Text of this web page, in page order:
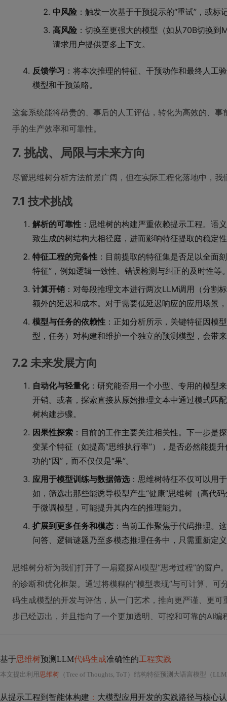
中风险 ：触发一次基于干预提示的“重试”，或标
高风险 ：切换至更强大的模型（如从70B切换
请求用户提供更多上下文。
反馈学习 ：将本次推理的特征、干预动作和最终人工
模型和干预策略。
这套系统能将昂贵的、事后的人工评估，转化为高效的、
手的生产效率和可靠性。
7. 挑战、局限与未来方向
尽管思维树分析方法前景广阔，但在实际工程化落地中，
7.1 技术挑战
解析的可靠性 ：思维树的构建严重依赖提示工程。语
致生成的树结构大相径庭，进而影响特征提取的稳定
特征工程的完备性 ：目前提取的特征集是否足以全面
特征”，例如逻辑一致性、错误检测与纠正的及时性
计算开销 ：对每段推理文本进行两次LLM调用（分割
额外的延迟和成本。对于需要低延迟响应的应用场景
模型与任务的依赖性 ：正如分析所示，关键特征因模
型，任务）对构建和维护一个独立的预测模型，会带
7.2 未来发展方向
自动化与轻量化：研究能否用一个小型、专用的模型
开销。或者，探索直接从原始推理文本中通过模式匹
树构建步骤。
因果性探索 ：目前的工作主要关注相关性。下一步是
变某个特征（如提高“思维执行率”），是否必然能提
功的“因”，而不仅仅是“果”。
应用于模型训练与数据筛选 ：思维树特征不仅可以用
如，筛选出那些能诱导模型产生“健康”思维树（高代
于微调模型，可能提升其内在的推理能力。
扩展到更多任务和模态 ：当前工作聚焦于代码推理。
问答、逻辑谜题乃至多模态推理任务中，只需重新定
思维树分析为我们打开了一扇窥探AI模型“思考过程”的窗
的诊断和优化框架。通过将模糊的“模型表现”与可计算、可
码生成模型的开发与评估，从一门艺术，推向更严谨、更
步已经迈出，并且指向了一个更加透明、可控和可靠的AI编
基于思维树预测LLM代码生成准确性的工程实践
本文提出利用思维树 （Tree of Thoughts, ToT）结构特征预测大语言模型（
从提示工程到智能体构建 ： 大模型应用开发的实践路径与核心